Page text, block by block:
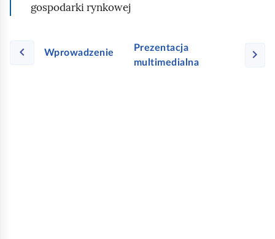
gospodarki rynkowej
Wprowadzenie
Prezentacja
multimedialna